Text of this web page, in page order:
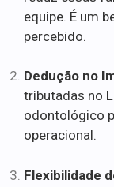
equipe. É um
percebido.
Dedução no
tributadas no
odontológico
operacional.
Flexibilidade